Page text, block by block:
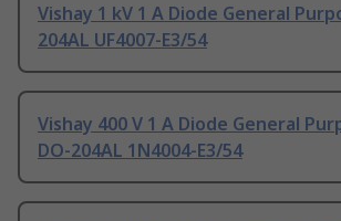
Vishay 1 kV 1 A Diode General
204AL UF4007-E3/54
Vishay 400 V 1 A Diode General
DO-204AL 1N4004-E3/54